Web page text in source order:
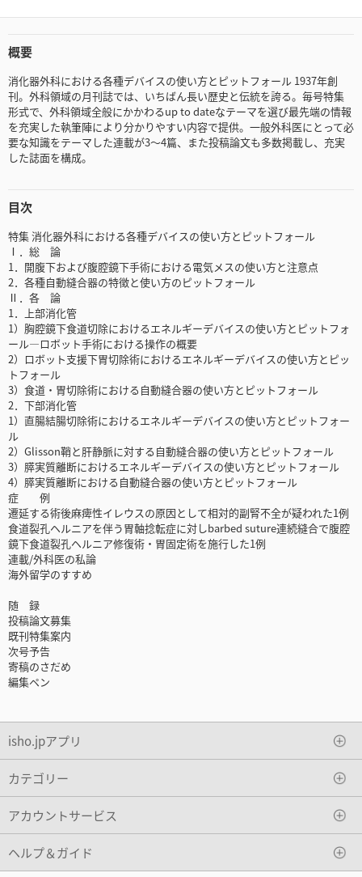
概要
消化器外科における各種デバイスの使い方とピットフォール 1937年創
刊。外科領域の月刊誌では、いちばん長い歴史と伝統を誇る。毎号特集
形式で、外科領域全般にかかわるup to dateなテーマを選び最先端の情報
を充実した執筆陣により分かりやすい内容で提供。一般外科医にとって必
要な知識をテーマした連載が3～4篇、また投稿論文も多数掲載し、充実
した誌面を構成。
目次
特集 消化器外科における各種デバイスの使い方とピットフォール
Ⅰ．総 論
1．開腹下および腹腔鏡下手術における電気メスの使い方と注意点
2．各種自動縫合器の特徴と使い方のピットフォール
Ⅱ．各 論
1．上部消化管
1）胸腔鏡下食道切除におけるエネルギーデバイスの使い方とピットフォ
ール―ロボット手術における操作の概要
2）ロボット支援下胃切除術におけるエネルギーデバイスの使い方とピッ
トフォール
3）食道・胃切除術における自動縫合器の使い方とピットフォール
2．下部消化管
1）直腸結腸切除術におけるエネルギーデバイスの使い方とピットフォー
ル
2）Glisson鞘と肝静脈に対する自動縫合器の使い方とピットフォール
3）膵実質離断におけるエネルギーデバイスの使い方とピットフォール
4）膵実質離断における自動縫合器の使い方とピットフォール
症 例
遷延する術後麻痺性イレウスの原因として相対的副腎不全が疑われた1例
食道裂孔ヘルニアを伴う胃軸捻転症に対しbarbed suture連続縫合で腹腔
鏡下食道裂孔ヘルニア修復術・胃固定術を施行した1例
連載/外科医の私論
海外留学のすすめ
随 録
投稿論文募集
既刊特集案内
次号予告
寄稿のさだめ
編集ペン
isho.jpアプリ
カテゴリー
アカウントサービス
ヘルプ＆ガイド